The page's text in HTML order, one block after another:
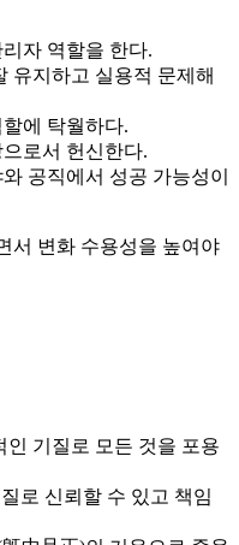
자 역할을 한다.
유지하고 실용적 문제해
에 탁월하다.
로서 헌신한다.
공직에서 성공 가능성이
서 변화 수용성을 높여야
기질로 모든 것을 포용
로 신뢰할 수 있고 책임